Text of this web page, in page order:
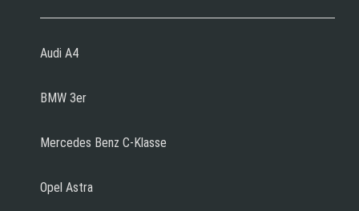
Audi A4
BMW 3er
Mercedes Benz C-Klasse
Opel Astra